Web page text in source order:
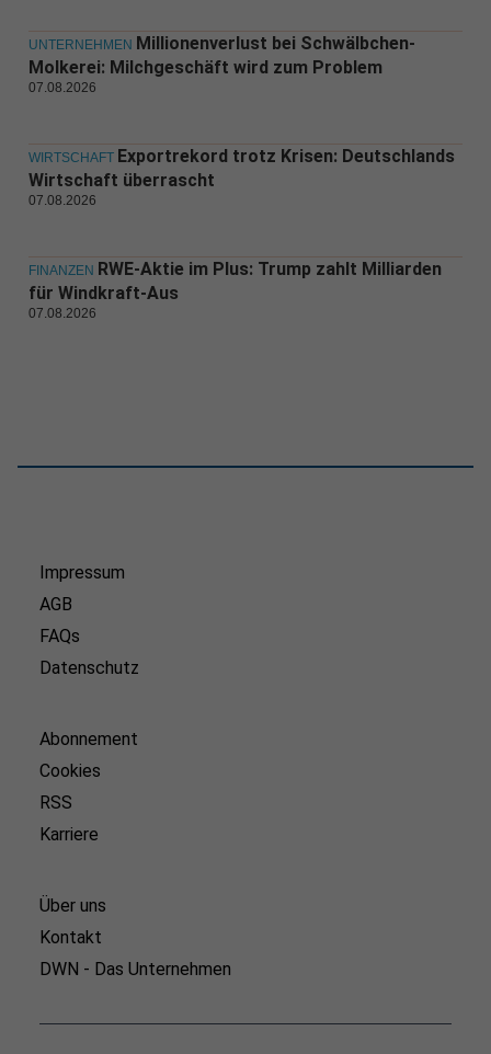
UNTERNEHMEN Millionenverlust bei Schwälbchen-
Molkerei: Milchgeschäft wird zum Problem
07.08.2026
WIRTSCHAFT Exportrekord trotz Krisen: Deutschlands
Wirtschaft überrascht
07.08.2026
FINANZEN RWE-Aktie im Plus: Trump zahlt Milliarden
für Windkraft-Aus
07.08.2026
Impressum
AGB
FAQs
Datenschutz
Abonnement
Cookies
RSS
Karriere
Über uns
Kontakt
DWN - Das Unternehmen